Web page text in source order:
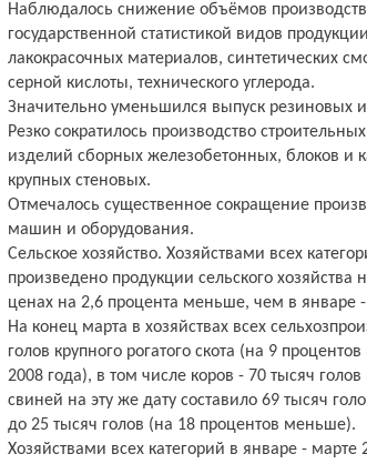
Наблюдалось снижение объёмов
государственной статистикой видов
лакокрасочных материалов, синтетических
серной кислоты, технического углерода.
Значительно уменьшился выпуск резиновых
Резко сократилось производство
изделий сборных железобетонных, блоков и
крупных стеновых.
Отмечалось существенное сокращение
машин и оборудования.
Сельское хозяйство. Хозяйствами всех
произведено продукции сельского
ценах на 2,6 процента меньше, чем в январе -
На конец марта в хозяйствах всех
голов крупного рогатого скота (на 9
2008 года), в том числе коров - 70 тысяч
свиней на эту же дату составило 69 тысяч
до 25 тысяч голов (на 18 процентов меньше).
Хозяйствами всех категорий в январе -